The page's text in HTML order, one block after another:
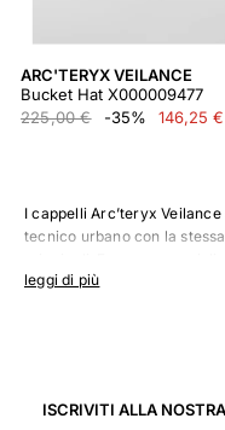
ARC'TERYX VEILANCE
Bucket Hat X000009477
225,00 €
-35% 146,25 €
I cappelli Arc’teryx
tecnico urbano con la
definiscono accessori
dettaglio pulito e
leggi di più
ISCRIVITI ALLA